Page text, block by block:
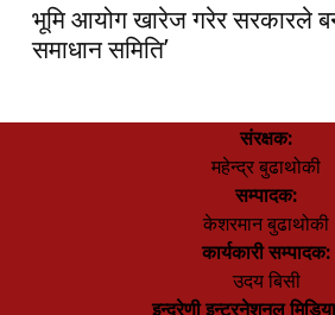
भूमि आयोग खारेज गरेर सरकारले
समाधान समिति’
संरक्षक:
महेन्द्र बुढाथोकी
सम्पादक:
केशरमान बुढाथोकी
कार्यकारी सम्पादक:
उदय बिसी
इन्द्रेणी इन्टरनेशनल